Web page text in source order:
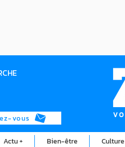
vous
Actu + Bien-être Culture